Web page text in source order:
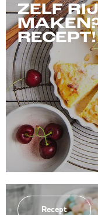
ZELF
RECEPT!
Recept